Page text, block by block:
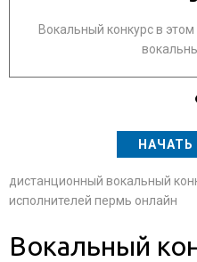
Вокальный конкурс в
дистанционный вокальный
исполнителей пермь онлайн
Вокальный